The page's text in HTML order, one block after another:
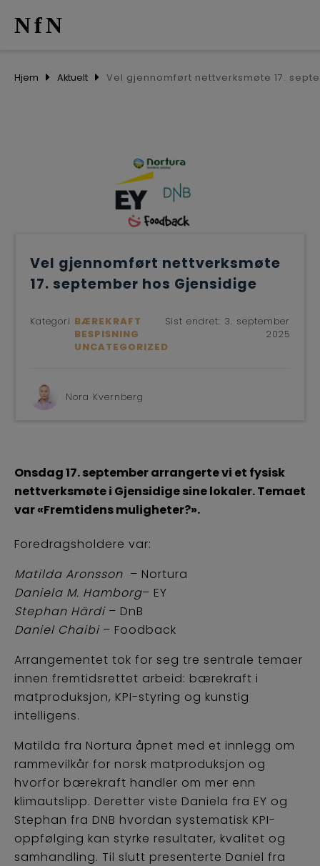
AKTUELT
NfN
Hjem Aktuelt
Vel gjennomført nettverksmøte
17. september hos Gjensidige
Kategori BÆREKRAFT
BESPISNING
UNCATEGORIZED
Sist endret: 3. september
2025
Nora Kvernberg
Onsdag 17. september arrangerte vi et fysisk
nettverksmøte i Gjensidige sine lokaler. Temaet
var «Fremtidens muligheter?».
Foredragsholdere var:
Matilda Aronsson – Nortura
Daniela M. Hamborg– EY
Stephan Härdi– DnB
Daniel Chaibi– Foodback
Arrangementet tok for seg tre sentrale temaer
innen fremtidsrettet arbeid: bærekraft i
matproduksjon, KPI-styring og kunstig
intelligens.
Matilda fra Nortura åpnet med et innlegg om
rammevilkår for norsk matproduksjon og
hvorfor bærekraft handler om mer enn
klimautslipp. Deretter viste Daniela fra EY og
Stephan fra DNB hvordan systematisk KPI-
oppfølging kan styrke resultater, kvalitet og
samhandling. Til slutt presenterte Daniel fra